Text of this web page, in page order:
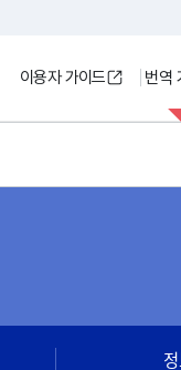
이용자 가이드 번역